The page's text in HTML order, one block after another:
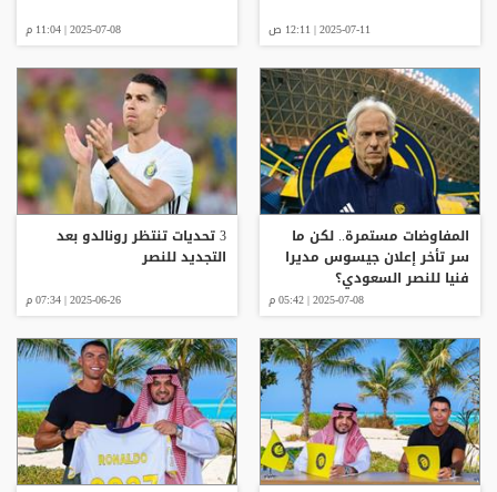
2025-07-11 | 12:11 ص 2025-07-08 | 11:04 م
المفاوضات مستمرة.. لكن ما
سر تأخر إعلان جيسوس مديرا
فنيا للنصر السعودي؟
2025-07-08 | 05:42 م
3 تحديات تنتظر رونالدو بعد
التجديد للنصر
2025-06-26 | 07:34 م